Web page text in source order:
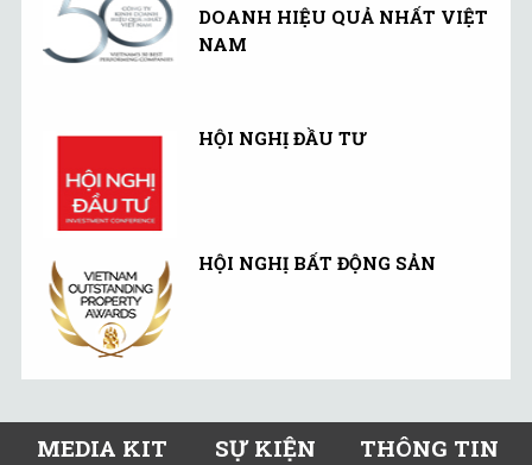
DOANH HIỆU QUẢ NHẤT VIỆT
NAM
HỘI NGHỊ ĐẦU TƯ
HỘI NGHỊ BẤT ĐỘNG SẢN
MEDIA KIT SỰ KIỆN
THÔNG TIN